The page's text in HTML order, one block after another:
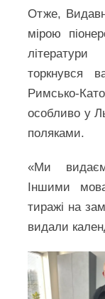
Отже,
мірою
торкнувся
Римсько-
особливо у
поляками.
«Ми
Іншими
тиражі на
видали